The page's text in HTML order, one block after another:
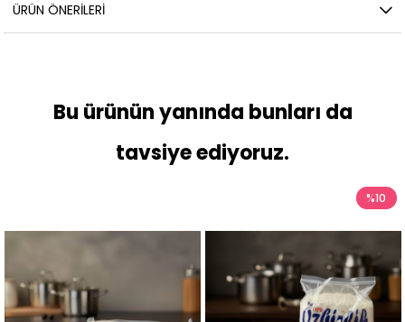
ÜRÜN ÖNERILERI
Bu ürünün yanında bunları da
tavsiye ediyoruz.